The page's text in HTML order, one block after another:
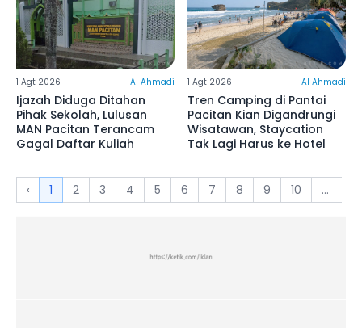
1 Agt 2026 Al Ahmadi
Ijazah Diduga Ditahan
Pihak Sekolah, Lulusan
MAN Pacitan Terancam
Gagal Daftar Kuliah
1 Agt 2026 Al Ahmadi
Tren Camping di Pantai
Pacitan Kian Digandrungi
Wisatawan, Staycation
Tak Lagi Harus ke Hotel
‹ 1 2 3 4 5 6 7 8 9 10 ...